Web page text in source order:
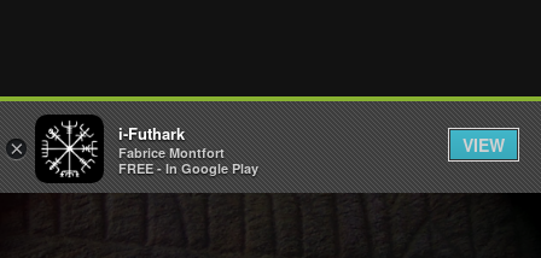
×
i-Futhark
Fabrice Montfort
FREE - In Google Play
VIEW